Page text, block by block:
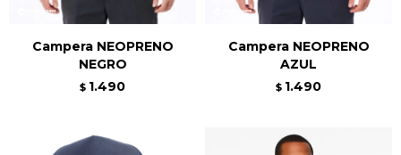
Campera NEOPRENO
NEGRO
$ 1.490
Campera NEOPRENO
AZUL
$ 1.490